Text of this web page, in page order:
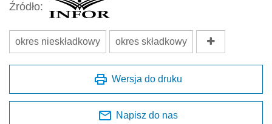
Źródło:
okres nieskładkowy okres składkowy
Wersja do druku
Napisz do nas